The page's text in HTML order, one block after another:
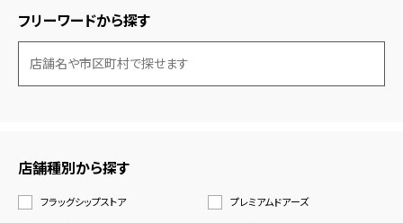
フリーワードから探す
店舗種別から探す
フラッグシップストア
プレミアムドアーズ